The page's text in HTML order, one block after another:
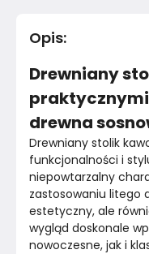
Kolor blatu
Kolor nóżek
Marka
Montaż
Opis:
Drewniany
drewna
Drewniany stolik
funkcjonalności i
niepowtarzalny
zastosowaniu litego
estetyczny, ale
wygląd doskonale
nowoczesne, jak i